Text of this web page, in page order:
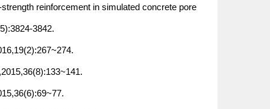
reinforcement in simulated concrete pore
3842.